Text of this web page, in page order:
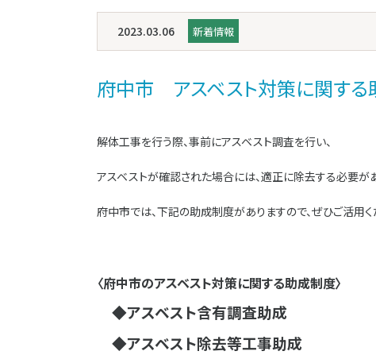
2023.03.06 新着情報
府中市 アスベスト対策に関する
解体工事を行う際、事前にアスベスト調査を行い、
アスベストが確認された場合には、適正に除去する必要があ
府中市では、下記の助成制度がありますので、ぜひご活用く
〈府中市のアスベスト対策に関する助成制度〉
◆アスベスト含有調査助成
◆アスベスト除去等工事助成